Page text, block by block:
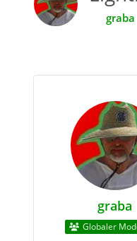
graba
graba
Globaler